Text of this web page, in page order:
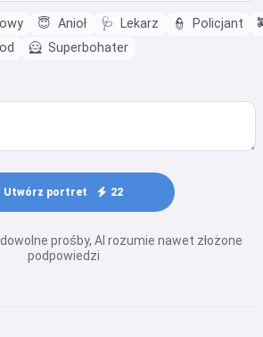
😇 Anioł 🩺 Lekarz 👮 Policjant
🦸 Superbohater
Utwórz portret 22
prośby, AI rozumie nawet złożone
podpowiedzi